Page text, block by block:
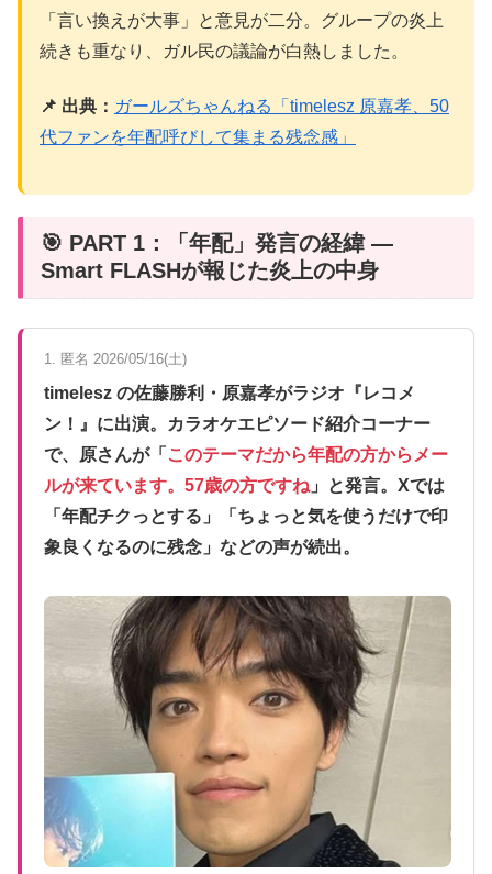
「言い換えが大事」と意見が二分。グループの炎上
続きも重なり、ガル民の議論が白熱しました。
📌 出典： ガールズちゃんねる「timelesz 原嘉孝、50
代ファンを年配呼びして集まる残念感」
🎯 PART 1：「年配」発言の経緯 —
Smart FLASHが報じた炎上の中身
1. 匿名 2026/05/16(土)
timelesz の佐藤勝利・原嘉孝がラジオ『レコメ
ン！』に出演。カラオケエピソード紹介コーナー
で、原さんが「 このテーマだから年配の方からメー
ルが来ています。57歳の方ですね 」と発言。Xでは
「年配チクっとする」「ちょっと気を使うだけで印
象良くなるのに残念」などの声が続出。